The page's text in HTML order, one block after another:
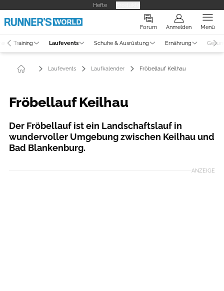
Hefte
Forum Anmelden Menü
Training Laufevents Schuhe & Ausrüstung Ernährung
Laufevents Laufkalender Fröbellauf Keilhau
Fröbellauf Keilhau
Der Fröbellauf ist ein Landschaftslauf in
wundervoller Umgebung zwischen Keilhau und
Bad Blankenburg.
ANZEIGE